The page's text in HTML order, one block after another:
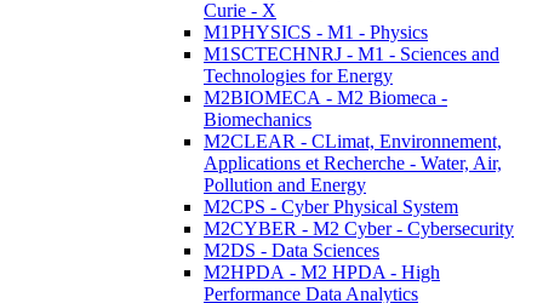
Curie - X
M1PHYSICS - M1 - Physics
M1SCTECHNRJ - M1 - Sciences and
Technologies for Energy
M2BIOMECA - M2 Biomeca -
Biomechanics
M2CLEAR - CLimat, Environnement,
Applications et Recherche - Water, Air,
Pollution and Energy
M2CPS - Cyber Physical System
M2CYBER - M2 Cyber - Cybersecurity
M2DS - Data Sciences
M2HPDA - M2 HPDA - High
Performance Data Analytics